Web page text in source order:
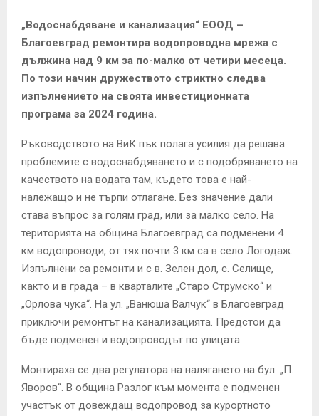
„Водоснабдяване и канализация“ ЕООД –
Благоевград ремонтира водопроводна мрежа с
дължина над 9 км за по-малко от четири месеца.
По този начин дружеството стриктно следва
изпълнението на своята инвестиционната
програма за 2024 година.
Ръководството на ВиК пък полага усилия да решава
проблемите с водоснабдяването и с подобряването на
качеството на водата там, където това е най-
належащо и не търпи отлагане. Без значение дали
става въпрос за голям град, или за малко село. На
територията на община Благоевград са подменени 4
км водопроводи, от тях почти 3 км са в село Логодаж.
Изпълнени са ремонти и с в. Зелен дол, с. Селище,
както и в града – в кварталите „Старо Струмско“ и
„Орлова чука“. На ул. „Ванюша Валчук“ в Благоевград
приключи ремонтът на канализацията. Предстои да
бъде подменен и водопроводът по улицата.
Монтираха се два регулатора на налягането на бул. „П.
Яворов“. В община Разлог към момента е подменен
участък от довеждащ водопровод за курортното